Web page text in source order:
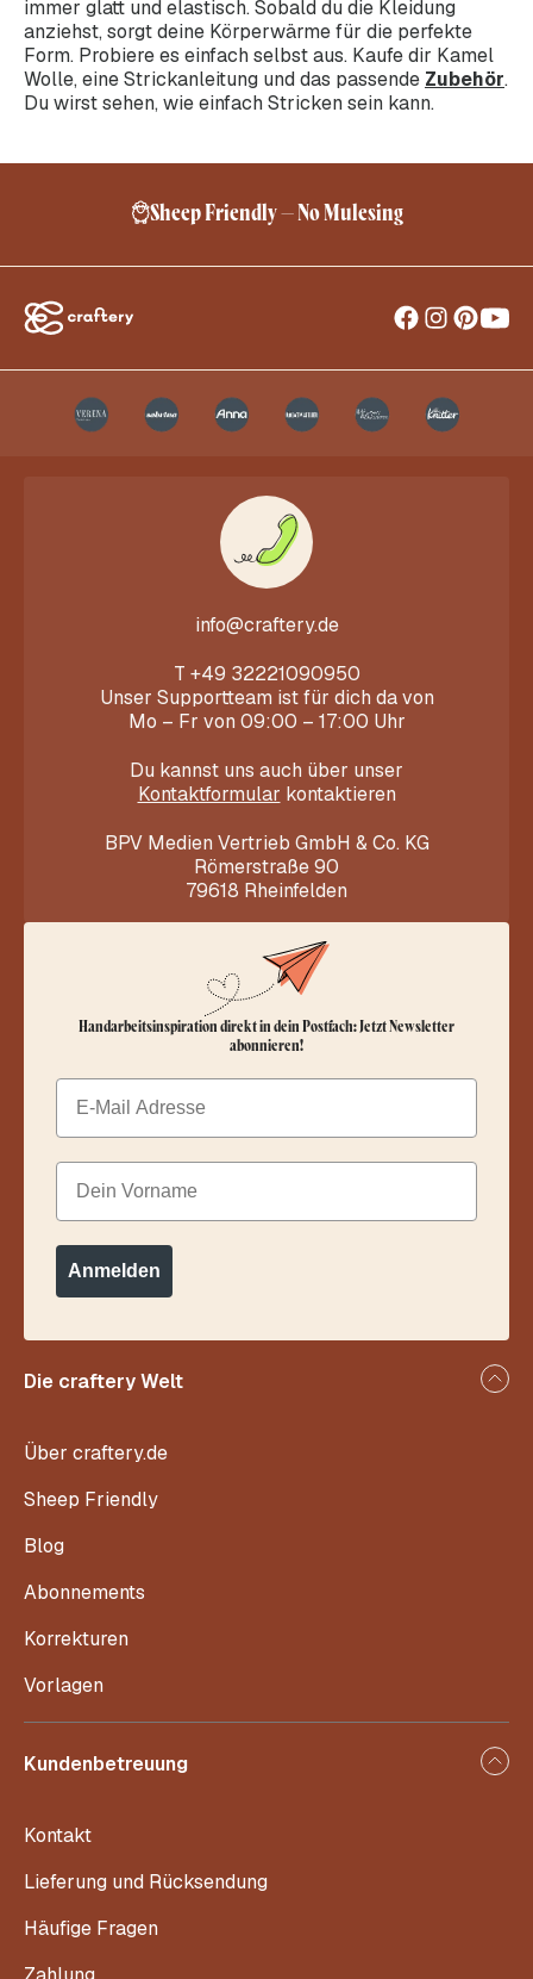
immer glatt und elastisch. Sobald du die Kleidung
anziehst, sorgt deine Körperwärme für die perfekte
Form. Probiere es einfach selbst aus. Kaufe dir Kamel
Wolle, eine Strickanleitung und das passende Zubehör.
Du wirst sehen, wie einfach Stricken sein kann.
Sheep Friendly – No Mulesing
info@craftery.de
T +49 32221090950
Unser Supportteam ist für dich da von
Mo – Fr von 09:00 – 17:00 Uhr
Du kannst uns auch über unser
Kontaktformular kontaktieren
BPV Medien Vertrieb GmbH & Co. KG
Römerstraße 90
79618 Rheinfelden
Die craftery Welt
Über craftery.de
Sheep Friendly
Blog
Abonnements
Korrekturen
Vorlagen
Kundenbetreuung
Kontakt
Lieferung und Rücksendung
Häufige Fragen
Handarbeitsinspiration direkt in dein Postfach: Jetzt Newsletter
abonnieren!
Email
Dein Vorname
Anmelden